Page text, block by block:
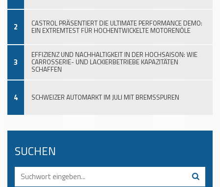
2 CASTROL PRÄSENTIERT DIE ULTIMATE PERFORMANCE DEMO:
EIN EXTREMTEST FÜR HOCHENTWICKELTE MOTORENÖLE
3
EFFIZIENZ UND NACHHALTIGKEIT IN DER HOCHSAISON: WIE
CARROSSERIE- UND LACKIERBETRIEBE KAPAZITÄTEN
SCHAFFEN
4 SCHWEIZER AUTOMARKT IM JULI MIT BREMSSPUREN
SUCHEN